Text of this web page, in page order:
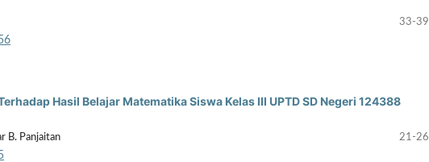
33-39
Hasil Belajar Matematika Siswa Kelas III UPTD SD Negeri 124388
B. Panjaitan 21-26